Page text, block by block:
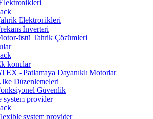
Elektronikleri
İnverteri
üstü Tahrik Çözümleri
konular
- Patlamaya Dayanıklı Motorlar
Düzenlemeleri
Güvenlik
system provider
system provider